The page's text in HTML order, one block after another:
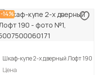
-14%
Шкаф-купе 2-х дверный Лофт 190
Цена